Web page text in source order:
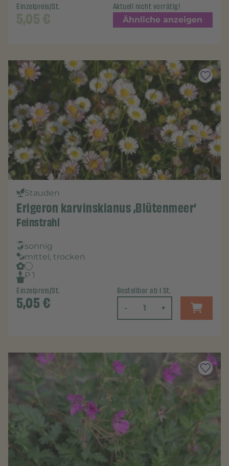
Einzelpreis/St.
5,05€
Aktuell nicht vorrätig!
Ähnliche anzeigen
Stauden
Erigeron karvinskianus ‚Blütenmeer‘
Feinstrahl
sonnig
mittel, trocken
P 1
Einzelpreis/St.
5,05€
Bestellbar ab 1 St.
- +